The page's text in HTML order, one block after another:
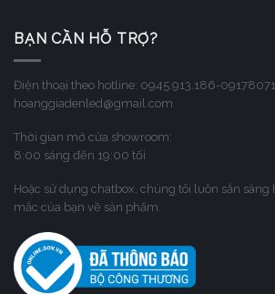
BẠN CẦN HỖ TRỢ?
Điện thoại theo hotline: 0945.913.186-
hoanggiadenled@gmail.com
Thời gian mở cửa showroom:
8:00 sáng đến 19:00 tối
Hoặc sử dụng chatbox, chúng tôi luôn sẳn sàng
mắc của bạn về sản phẩm.